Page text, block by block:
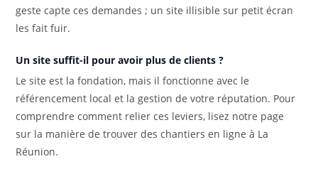
geste capte ces demandes ; un site illisible sur petit écran
les fait fuir.
Un site suffit-il pour avoir plus de clients ?
Le site est la fondation, mais il fonctionne avec le
référencement local et la gestion de votre réputation. Pour
comprendre comment relier ces leviers, lisez notre page
sur la manière de trouver des chantiers en ligne à La
Réunion.